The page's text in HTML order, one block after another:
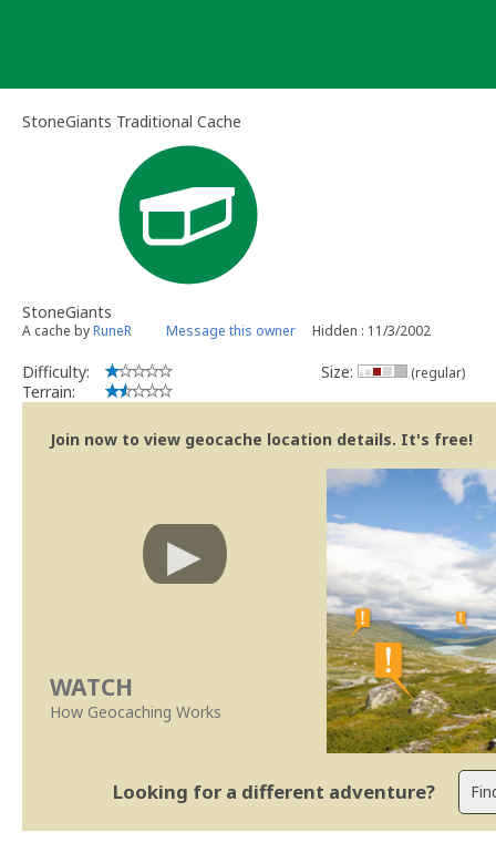
StoneGiants Traditional Cache
StoneGiants
A cache byRuneR Message this owner Hidden : 11/3/2002
Difficulty:
Terrain:
Size: (regular)
Join now to view geocache location details. It's free!
WATCH
How Geocaching Works
Looking for a different adventure?